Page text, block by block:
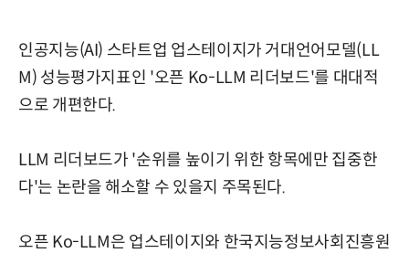
인공지능(AI) 스타트업 업스테이지가 거대언어모델(LL
M) 성능평가지표인 '오픈 Ko-LLM 리더보드'를 대대적
으로 개편한다.
LLM 리더보드가 '순위를 높이기 위한 항목에만 집중한
다'는 논란을 해소할 수 있을지 주목된다.
오픈 Ko-LLM은 업스테이지와 한국지능정보사회진흥원